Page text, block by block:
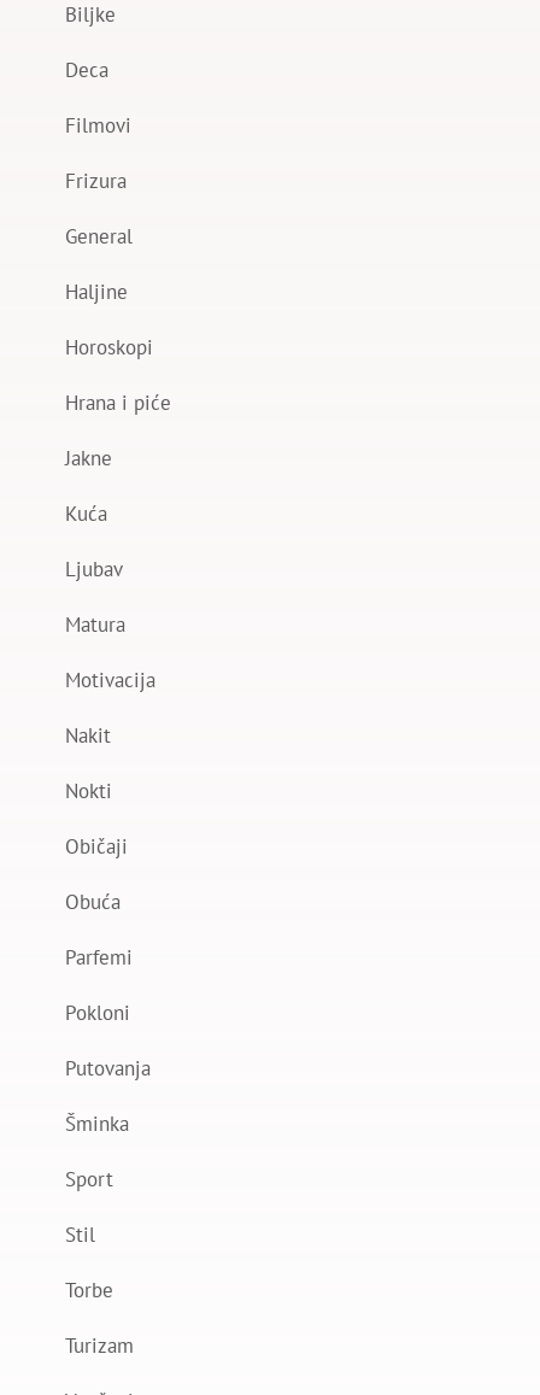
Biljke
Deca
Filmovi
Frizura
General
Haljine
Horoskopi
Hrana i piće
Jakne
Kuća
Ljubav
Matura
Motivacija
Nakit
Nokti
Običaji
Obuća
Parfemi
Pokloni
Putovanja
Šminka
Sport
Stil
Torbe
Turizam